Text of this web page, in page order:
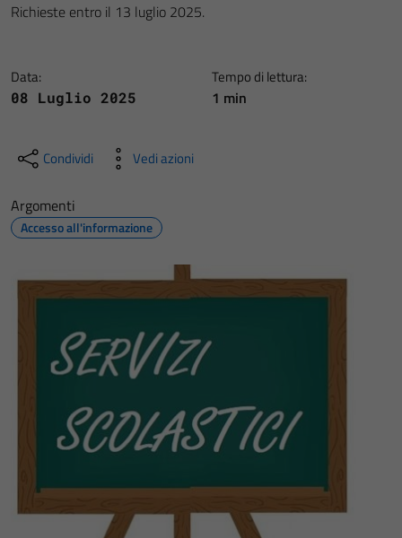
Richieste entro il 13 luglio 2025.
Data:
08 Luglio 2025
Tempo di lettura:
1 min
Condividi Vedi azioni
Argomenti
Accesso all'informazione